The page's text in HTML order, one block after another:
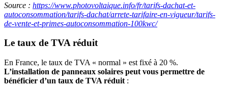
Source : https://www.photovoltaique.info/fr/tarifs-dachat-et-
autoconsommation/tarifs-dachat/arrete-tarifaire-en-vigueur/tarifs-
de-vente-et-primes-autoconsommation-100kwc/
Le taux de TVA réduit
En France, le taux de TVA « normal » est fixé à 20 %.
L’installation de panneaux solaires peut vous permettre de
bénéficier d’un taux de TVA réduit :